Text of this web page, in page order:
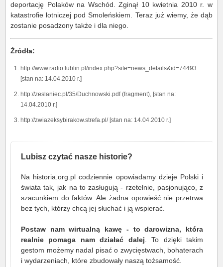
deportację Polaków na Wschód. Zginął 10 kwietnia 2010 r. w
katastrofie lotniczej pod Smoleńskiem. Teraz już wiemy, że dąb
zostanie posadzony także i dla niego.
Źródła:
http://www.radio.lublin.pl/index.php?site=news_details&id=74493
[stan na: 14.04.2010 r.]
http://zeslaniec.pl/35/Duchnowski.pdf (fragment), [stan na:
14.04.2010 r.]
http://zwiazeksybirakow.strefa.pl/ [stan na: 14.04.2010 r.]
Lubisz czytać nasze historie?
Na historia.org.pl codziennie opowiadamy dzieje Polski i
świata tak, jak na to zasługują - rzetelnie, pasjonująco, z
szacunkiem do faktów. Ale żadna opowieść nie przetrwa
bez tych, którzy chcą jej słuchać i ją wspierać.
Postaw nam wirtualną kawę - to darowizna, która
realnie pomaga nam działać dalej . To dzięki takim
gestom możemy nadal pisać o zwycięstwach, bohaterach
i wydarzeniach, które zbudowały naszą tożsamość.